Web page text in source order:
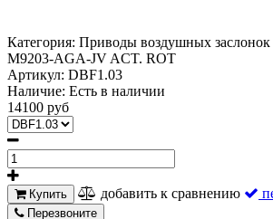
Категория: Приводы воздушных заслонок
M9203-AGA-JV ACT. ROT
Артикул: DBF1.03
Наличие: Есть в наличии
14100 руб
Купить добавить к сравнению
Перезвоните